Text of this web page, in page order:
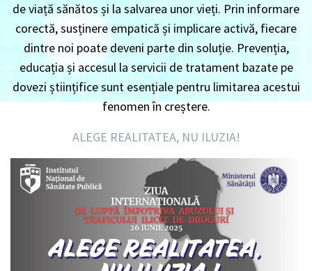
de viață sănătos și la salvarea unor vieți. Prin informare
corectă, susținere empatică și implicare activă, fiecare
dintre noi poate deveni parte din soluție. Prevenția,
educația și accesul la servicii de tratament bazate pe
dovezi științifice sunt esențiale pentru limitarea acestui
fenomen în creștere.
ALEGE REALITATEA, NU ILUZIA!